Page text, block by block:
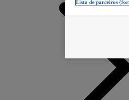
Lista de parceiros